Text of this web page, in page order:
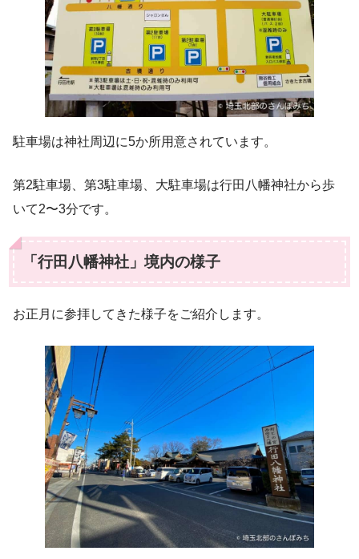
駐車場は神社周辺に5か所用意されています。
第2駐車場、第3駐車場、大駐車場は行田八幡神社から歩
いて2〜3分です。
「行田八幡神社」境内の様子
お正月に参拝してきた様子をご紹介します。